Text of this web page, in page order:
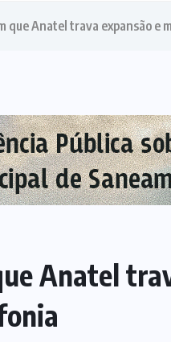
que Anatel trava expansão e
Anatel